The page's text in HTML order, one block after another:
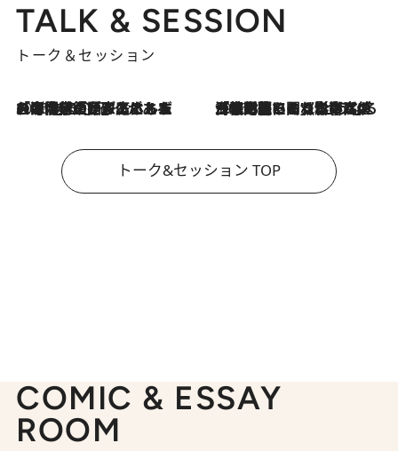
TALK & SESSION
トーク＆セッション
2026.8.3
「今後値上げがあるとすれば…」「リスクがあるのは今年の冬」エネルギー専門家が語る、ホルムズ海峡封鎖が家庭にもたらす“ある心配” 2026.8.3
「住宅建てられない…」「サーチャージ料の高値が続いている」ホルムズ海峡封鎖による影響はいつまで続く？《エネルギー専門家に聞く“どうなる日本の暮らし”》
トーク&セッション TOP
COMIC & ESSAY
ROOM